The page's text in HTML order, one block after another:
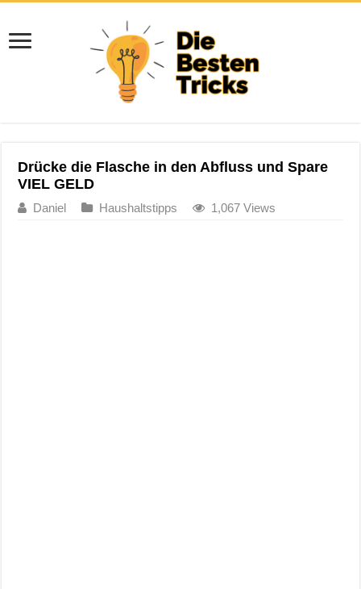
Drücke die Flasche in den Abfluss und Spare
VIEL GELD
Daniel Haushaltstipps 1,067 Views